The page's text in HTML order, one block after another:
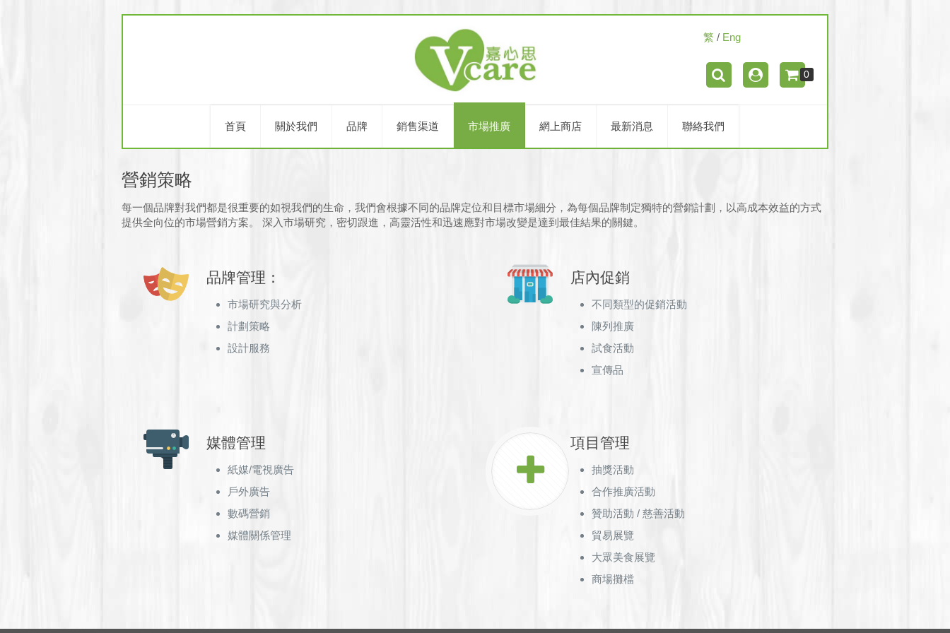
0
首頁 關於我們 品牌 銷售渠道 市場推廣 網上商店 最新消息 聯絡我們
繁 / Eng
營銷策略
每一個品牌對我們都是很重要的如視我們的生命，我們會根據不同的品牌定位和目標市場細分，為每個品牌制定獨特的營銷計劃，以高成本效益的方式
提供全向位的市場營銷方案。 深入市場研究，密切跟進，高靈活性和迅速應對市場改變是達到最佳結果的關鍵。
品牌管理：
市場研究與分析
計劃策略
設計服務
店內促銷
不同類型的促銷活動
陳列推廣
試食活動
宣傳品
媒體管理
紙媒/電視廣告
戶外廣告
數碼營銷
媒體關係管理
項目管理
抽獎活動
合作推廣活動
贊助活動 / 慈善活動
貿易展覽
大眾美食展覽
商場攤檔